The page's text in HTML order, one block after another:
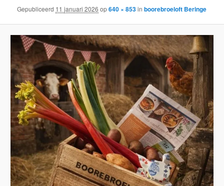
Gepubliceerd 11 januari 2026 op640 × 853inboorebroeloft Beringe